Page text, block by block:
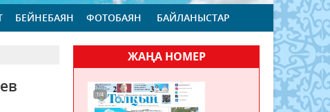
БЕЙНЕБАЯН ФОТОБАЯН БАЙЛАНЫСТАР
ЖАҢА НОМЕР